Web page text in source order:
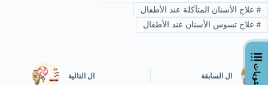
#علاج الأسنان المتآكلة عند الأطفال
#علاج تسوس الأسنان عند الأطفال
ال السابقة ال التالية